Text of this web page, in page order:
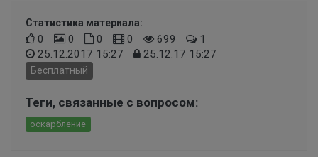
Статистика материала:
0 0 0 0 699
1
25.12.2017 15:27
25.12.17 15:27
Бесплатный
Теги, связанные с вопросом:
оскарбление